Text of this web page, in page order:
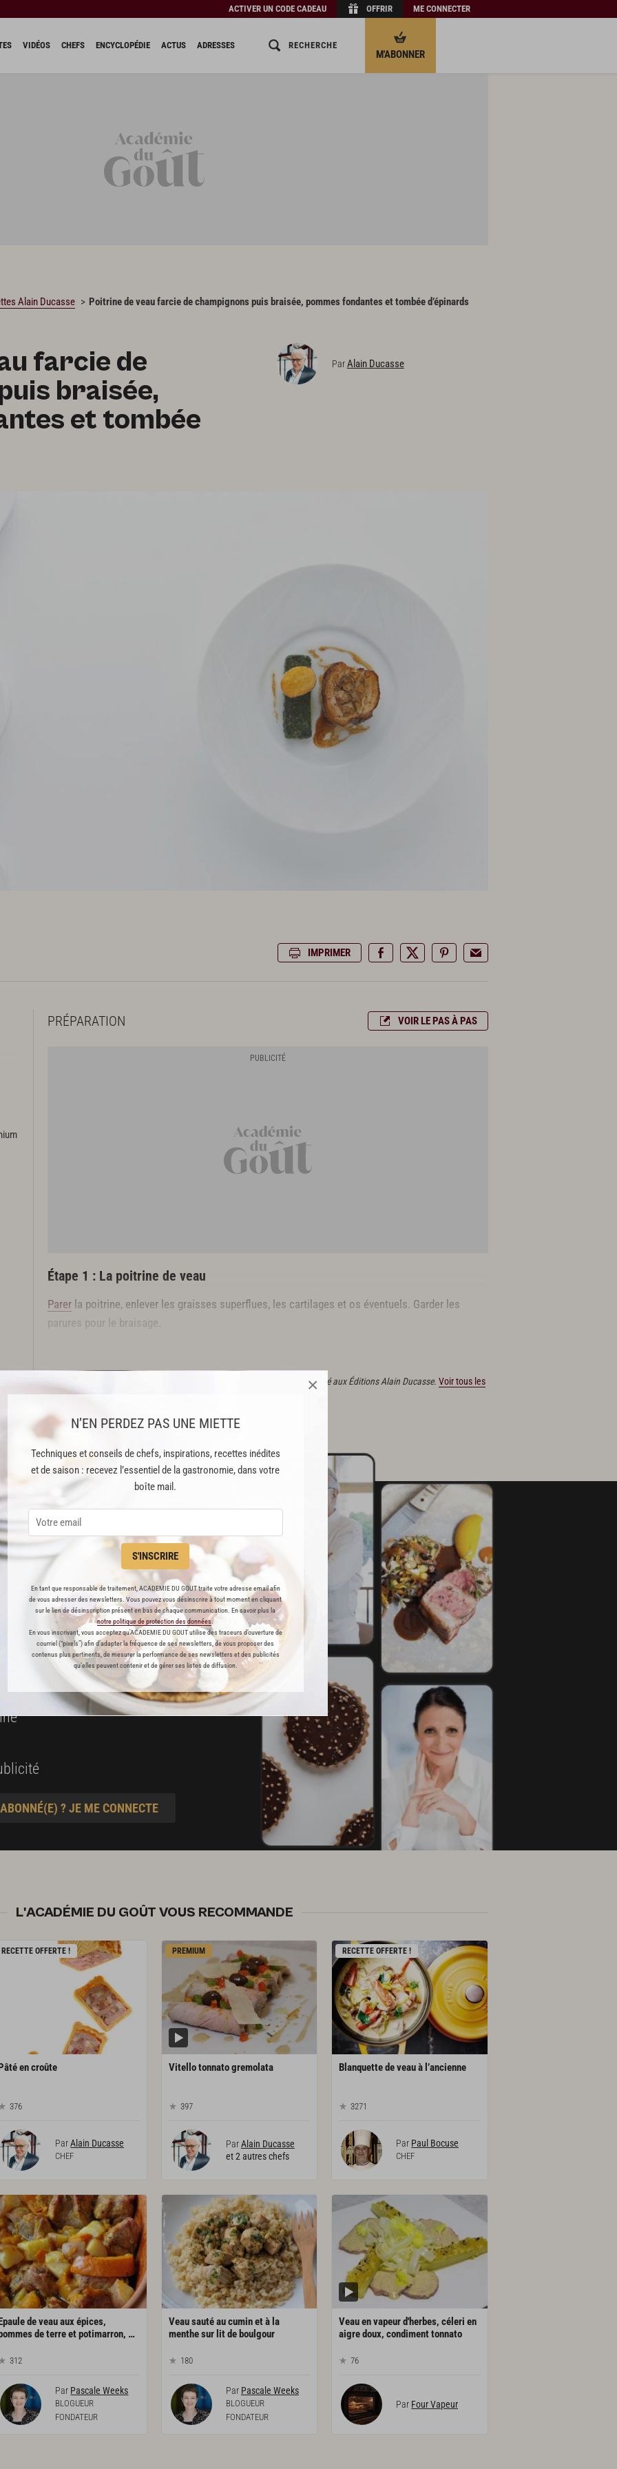
N’EN PERDEZ PAS UNE MIETTE
Techniques et conseils de chefs, inspirations, recettes inédites
et de saison : recevez l’essentiel de la gastronomie, dans votre
boîte mail.
S'INSCRIRE
En tant que responsable de traitement, ACADEMIE DU GOUT traite votre adresse email afin
de vous adresser des newsletters. Vous pouvez vous désinscrire à tout moment en cliquant
sur le lien de désinscription présent en bas de chaque communication. En savoir plus la
notre politique de protection des données.
En vous inscrivant, vous acceptez qu'ACADEMIE DU GOUT utilise des traceurs d’ouverture de
courriel (“pixels”) afin d’adapter la fréquence de ses newsletters, de vous proposer des
contenus plus pertinents, de mesurer la performance de ses newsletters et des publicités
qu’elles peuvent contenir et de gérer ses listes de diffusion.
×
ACTIVER UN CODE CADEAU OFFRIR ME CONNECTER
VIDÉOS CHEFS ENCYCLOPÉDIE ACTUS ADRESSES RECHERCHE
M'ABONNER
Alain Ducasse Poitrine de veau farcie de champignons puis braisée, pommes fondantes et tombée d’épinards
farcie de
braisée,
et tombée
ParAlain Ducasse
IMPRIMER
PRÉPARATION VOIR LE PAS À PAS
Étape 1 : La poitrine de veau
Parerla poitrine, enlever les graisses superflues, les cartilages et os éventuels. Garder les
parures pour le braisage.
Cette recette est issue du livre "Grand Livre de Cuisine Tour du Monde" publié aux Éditions Alain Ducasse. Voir tous les
Cette recette est réservée aux abonnés Premium
PREMIUM
ACCESSIBLE !
? JE ME CONNECTE
L'ACADÉMIE DU GOÛT VOUS RECOMMANDE
RECETTE OFFERTE !
encroûte
376
ParAlain Ducasse
CHEF
PREMIUM
Vitellotonnatogremolata
397
ParAlain Ducasse
et 2 autres chefs
RECETTE OFFERTE !
Blanquettedeveauà l’ancienne
3271
Par Paul Bocuse
CHEF
de veau aux épices,
pommes de terre et potimarron, cuisson en cocotte
312
Par Pascale Weeks
BLOGUEUR
FONDATEUR
Veau sauté au cumin et à la
menthe sur lit de boulgour
180
Par Pascale Weeks
BLOGUEUR
FONDATEUR
Veau en vapeur d'herbes, céleri en
aigre doux, condiment tonnato
76
Par Four Vapeur